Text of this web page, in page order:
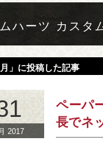
ハーツ カスタ
月」に投稿した記事
2017
ペーパ
長でネ